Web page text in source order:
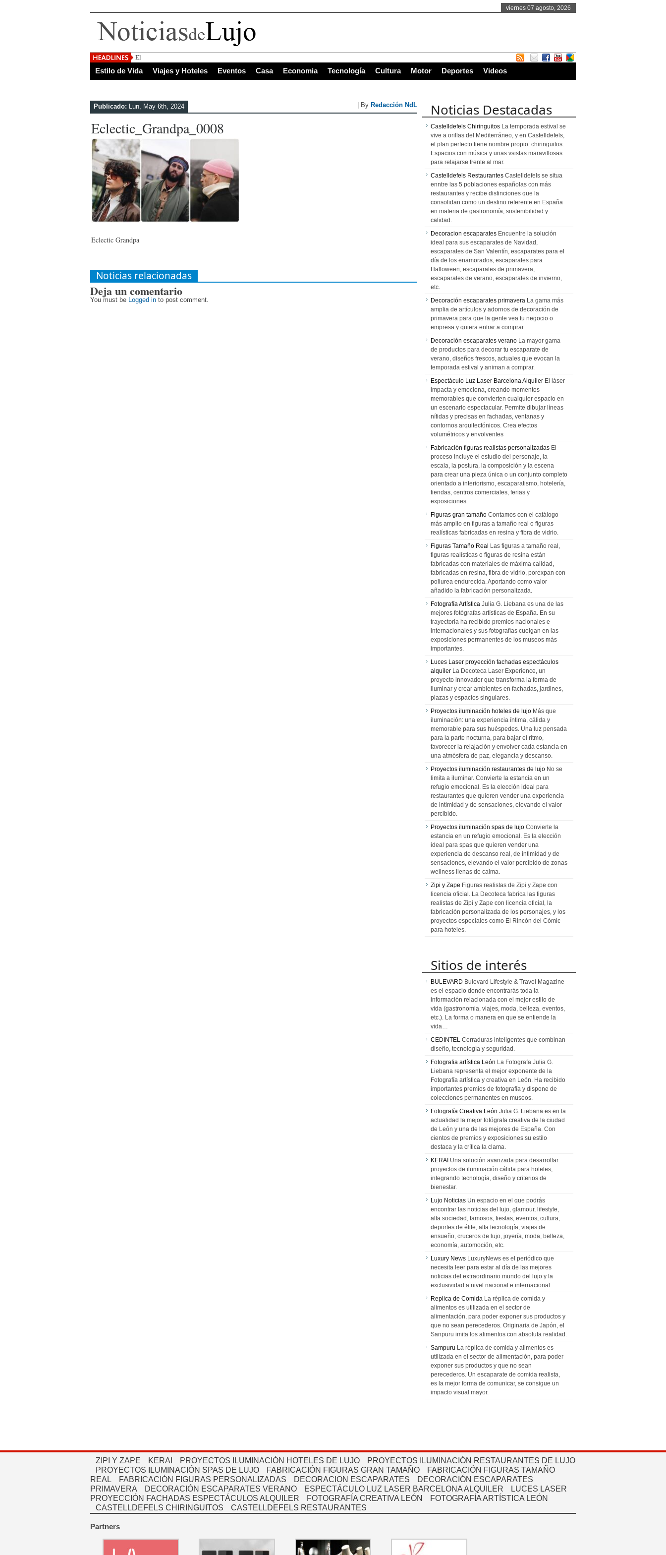
viernes 07 agosto, 2026
El Salvador, uno de los des
Estilo de Vida Viajes y Hoteles Eventos Casa Economia Tecnología Cultura Motor Deportes Videos
Publicado: Lun, May 6th, 2024 | By Redacción NdL
Eclectic_Grandpa_0008
Eclectic Grandpa
Noticias relacionadas
Deja un comentario
You must be Logged in to post comment.
Noticias Destacadas
Castelldefels Chiringuitos La temporada estival se
vive a orillas del Mediterráneo, y en Castelldefels,
el plan perfecto tiene nombre propio: chiringuitos.
Espacios con música y unas vsistas maravillosas
para relajarse frente al mar.
Castelldefels Restaurantes Castelldefels se situa
enntre las 5 poblaciones españolas con más
restaurantes y recibe distinciones que la
consolidan como un destino referente en España
en materia de gastronomía, sostenibilidad y
calidad.
Decoracion escaparates Encuentre la solución
ideal para sus escaparates de Navidad,
escaparates de San Valentín, escaparates para el
día de los enamorados, escaparates para
Halloween, escaparates de primavera,
escaparates de verano, escaparates de invierno,
etc.
Decoración escaparates primavera La gama más
amplia de artículos y adornos de decoración de
primavera para que la gente vea tu negocio o
empresa y quiera entrar a comprar.
Decoración escaparates verano La mayor gama
de productos para decorar tu escaparate de
verano, diseños frescos, actuales que evocan la
temporada estival y animan a comprar.
Espectáculo Luz Laser Barcelona Alquiler El láser
impacta y emociona, creando momentos
memorables que convierten cualquier espacio en
un escenario espectacular. Permite dibujar líneas
nítidas y precisas en fachadas, ventanas y
contornos arquitectónicos. Crea efectos
volumétricos y envolventes
Fabricación figuras realistas personalizadas El
proceso incluye el estudio del personaje, la
escala, la postura, la composición y la escena
para crear una pieza única o un conjunto completo
orientado a interiorismo, escaparatismo, hotelería,
tiendas, centros comerciales, ferias y
exposiciones.
Figuras gran tamaño Contamos con el catálogo
más amplio en figuras a tamaño real o figuras
realísticas fabricadas en resina y fibra de vidrio.
Figuras Tamaño Real Las figuras a tamaño real,
figuras realísticas o figuras de resina están
fabricadas con materiales de máxima calidad,
fabricadas en resina, fibra de vidrio, porexpan con
poliurea endurecida. Aportando como valor
añadido la fabricación personalizada.
Fotografía Artística Julia G. Liebana es una de las
mejores fotógrafas artísticas de España. En su
trayectoria ha recibido premios nacionales e
internacionales y sus fotografías cuelgan en las
exposiciones permanentes de los museos más
importantes.
Luces Laser proyección fachadas espectáculos
alquiler La Decoteca Laser Experience, un
proyecto innovador que transforma la forma de
iluminar y crear ambientes en fachadas, jardines,
plazas y espacios singulares.
Proyectos iluminación hoteles de lujo Más que
iluminación: una experiencia íntima, cálida y
memorable para sus huéspedes. Una luz pensada
para la parte nocturna, para bajar el ritmo,
favorecer la relajación y envolver cada estancia en
una atmósfera de paz, elegancia y descanso.
Proyectos iluminación restaurantes de lujo No se
limita a iluminar. Convierte la estancia en un
refugio emocional. Es la elección ideal para
restaurantes que quieren vender una experiencia
de intimidad y de sensaciones, elevando el valor
percibido.
Proyectos iluminación spas de lujo Convierte la
estancia en un refugio emocional. Es la elección
ideal para spas que quieren vender una
experiencia de descanso real, de intimidad y de
sensaciones, elevando el valor percibido de zonas
wellness llenas de calma.
Zipi y Zape Figuras realistas de Zipi y Zape con
licencia oficial. La Decoteca fabrica las figuras
realistas de Zipi y Zape con licencia oficial, la
fabricación personalizada de los personajes, y los
proyectos especiales como El Rincón del Cómic
para hoteles.
Sitios de interés
BULEVARD Bulevard Lifestyle & Travel Magazine
es el espacio donde encontrarás toda la
información relacionada con el mejor estilo de
vida (gastronomia, viajes, moda, belleza, eventos,
etc.). La forma o manera en que se entiende la
vida…
CEDINTEL Cerraduras inteligentes que combinan
diseño, tecnología y seguridad.
Fotografia artística León La Fotografa Julia G.
Liebana representa el mejor exponente de la
Fotografía artística y creativa en León. Ha recibido
importantes premios de fotografía y dispone de
colecciones permanentes en museos.
Fotografía Creativa León Julia G. Liebana es en la
actualidad la mejor fotógrafa creativa de la ciudad
de León y una de las mejores de España. Con
cientos de premios y exposiciones su estilo
destaca y la crítica la clama.
KERAI Una solución avanzada para desarrollar
proyectos de iluminación cálida para hoteles,
integrando tecnología, diseño y criterios de
bienestar.
Lujo Noticias Un espacio en el que podrás
encontrar las noticias del lujo, glamour, lifestyle,
alta sociedad, famosos, fiestas, eventos, cultura,
deportes de élite, alta tecnología, viajes de
ensueño, cruceros de lujo, joyería, moda, belleza,
economía, automoción, etc.
Luxury News LuxuryNews es el periódico que
necesita leer para estar al día de las mejores
noticias del extraordinario mundo del lujo y la
exclusividad a nivel nacional e internacional.
Replica de Comida La réplica de comida y
alimentos es utilizada en el sector de
alimentación, para poder exponer sus productos y
que no sean perecederos. Originaria de Japón, el
Sanpuru imita los alimentos con absoluta realidad.
Sampuru La réplica de comida y alimentos es
utilizada en el sector de alimentación, para poder
exponer sus productos y que no sean
perecederos. Un escaparate de comida realista,
es la mejor forma de comunicar, se consigue un
impacto visual mayor.
ZIPI Y ZAPE KERAI PROYECTOS ILUMINACIÓN HOTELES DE LUJO
PROYECTOS ILUMINACIÓN RESTAURANTES DE LUJO
PROYECTOS ILUMINACIÓN SPAS DE LUJO
FABRICACIÓN FIGURAS GRAN TAMAÑO
FABRICACIÓN FIGURAS TAMAÑO
REAL
FABRICACIÓN FIGURAS PERSONALIZADAS DECORACION ESCAPARATES
DECORACIÓN ESCAPARATES
PRIMAVERA
DECORACIÓN ESCAPARATES VERANO ESPECTÁCULO LUZ LASER BARCELONA ALQUILER
LUCES LASER
PROYECCIÓN FACHADAS ESPECTÁCULOS ALQUILER
FOTOGRAFÍA CREATIVA LEÓN
FOTOGRAFÍA ARTÍSTICA LEÓN
CASTELLDEFELS CHIRINGUITOS
CASTELLDEFELS RESTAURANTES
Partners